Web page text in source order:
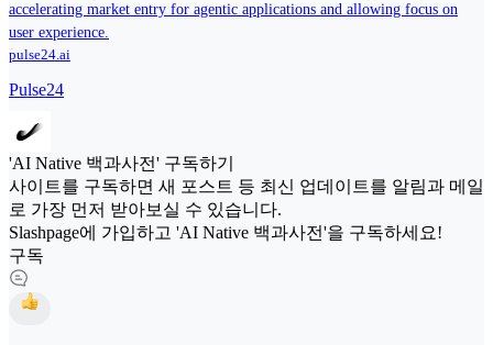
accelerating market entry for agentic applications and allowing focus on
user experience.
pulse24.ai
Pulse24
'AI Native 백과사전' 구독하기
사이트를 구독하면 새 포스트 등 최신 업데이트를 알림과 메일
로 가장 먼저 받아보실 수 있습니다.
Slashpage에 가입하고 'AI Native 백과사전'을 구독하세요!
구독